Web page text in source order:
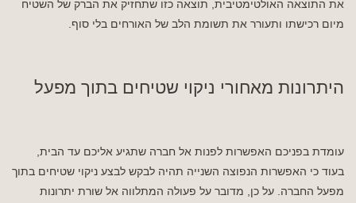
את התוצאה האולטימטיבית, תוצאה כזו שתחזיק את הברק של השטיח
מיום רכישתו ותעורר את תשומת הלב של האורחים בלי סוף.
היתרונות מאחורי ניקוי שטיחים בתוך מפעל
עומדת בפניכם האפשרות לפנות אל חברה שתגיע אליכם עד הבית,
בעוד כי האפשרות הנפוצה השנייה תהיה לבקש לבצע ניקוי שטיחים בתוך
מפעל החברה. על כן, מדובר על פעולה המתלווה אל שורת יתרונות